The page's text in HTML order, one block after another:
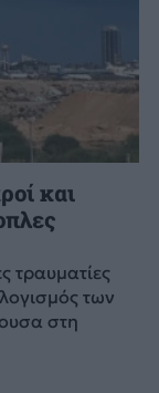
και
τραυματίες
των
στη